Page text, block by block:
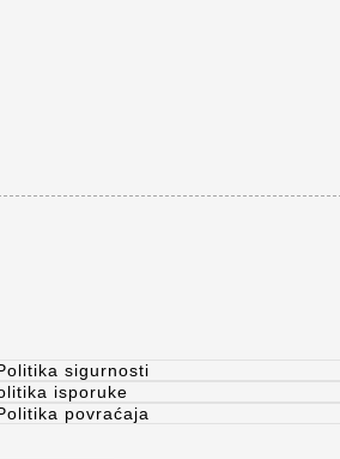
sigurnosti
isporuke
povraćaja